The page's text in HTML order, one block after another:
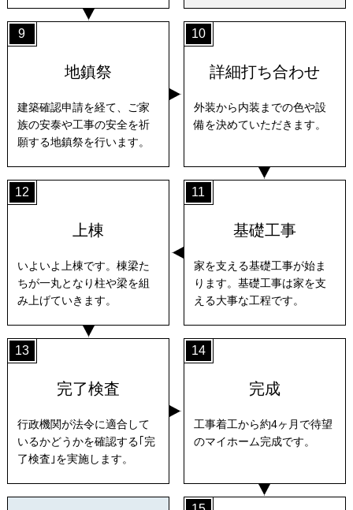
9
地鎮祭
建築確認申請を経て、ご家
族の安泰や工事の安全を祈
願する地鎮祭を行います。
10
詳細打ち合わせ
外装から内装までの色や設
備を決めていただきます。
12
上棟
いよいよ上棟です。棟梁た
ちが一丸となり柱や梁を組
み上げていきます。
11
基礎工事
家を支える基礎工事が始ま
ります。基礎工事は家を支
える大事な工程です。
13
完了検査
行政機関が法令に適合して
いるかどうかを確認する｢完
了検査｣を実施します。
14
完成
工事着工から約4ヶ月で待望
のマイホーム完成です。